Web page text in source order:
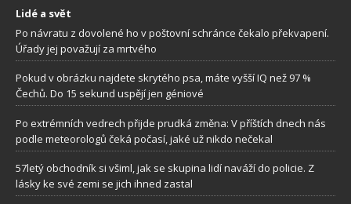
Lidé a svět
Po návratu z dovolené ho v poštovní schránce čekalo překvapení.
Úřady jej považují za mrtvého
Pokud v obrázku najdete skrytého psa, máte vyšší IQ než 97 %
Čechů. Do 15 sekund uspějí jen géniové
Po extrémních vedrech přijde prudká změna: V příštích dnech nás
podle meteorologů čeká počasí, jaké už nikdo nečekal
57letý obchodník si všiml, jak se skupina lidí naváží do policie. Z
lásky ke své zemi se jich ihned zastal